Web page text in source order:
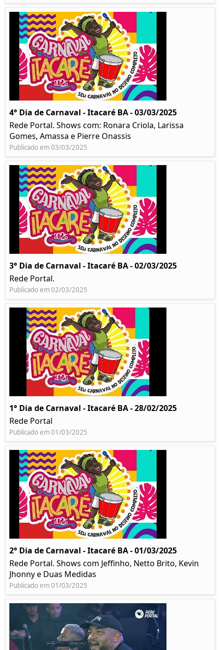
4° Dia de Carnaval - Itacaré BA - 03/03/2025
Rede Portal. Shows com: Ronara Criola, Larissa
Gomes, Amassa e Pierre Onassis
Publicado em 03/03/2025
3° Dia de Carnaval - Itacaré BA - 02/03/2025
Rede Portal.
Publicado em 02/03/2025
1° Dia de Carnaval - Itacaré BA - 28/02/2025
Rede Portal
Publicado em 01/03/2025
2° Dia de Carnaval - Itacaré BA - 01/03/2025
Rede Portal. Shows com Jeffinho, Netto Brito, Kevin
Jhonny e Duas Medidas
Publicado em 01/03/2025